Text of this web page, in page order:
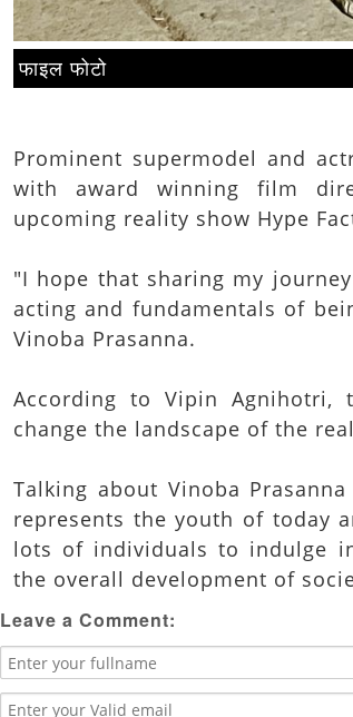
फाइल फोटो
Prominent supermodel and
with award winning film
upcoming reality show Hype
"I hope that sharing my
acting and fundamentals of
Vinoba Prasanna.
According to Vipin
change the landscape of the
Talking about Vinoba
represents the youth of today
lots of individuals to indulge
the overall development of
Leave a Comment: